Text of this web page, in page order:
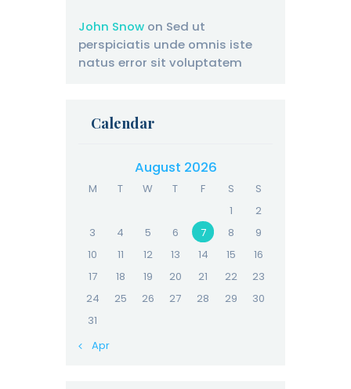
John Snow on Sed ut
perspiciatis unde omnis iste
natus error sit voluptatem
Calendar
August 2026
M T W T F S
S
1
2
3
4 5 6 7 8
9
10
11 12 13 14 15
16
17
18 19 20 21 22
23
24
25 26 27 28 29
30
31
« Apr